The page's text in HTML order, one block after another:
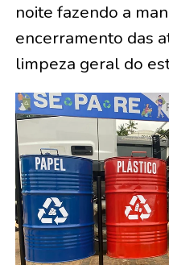
noite fazendo a
encerramento das
limpeza geral do